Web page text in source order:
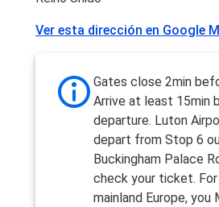
Ver esta dirección en Google
Gates close 2min
Arrive at least 15min
departure. Luton
depart from Stop 6
Buckingham Palace
check your ticket.
mainland Europe, you